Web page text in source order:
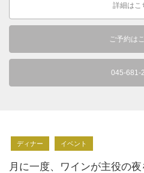
詳細はこ
ご予約は
045-681-
ディナー イベント
月に一度、ワインが主役の